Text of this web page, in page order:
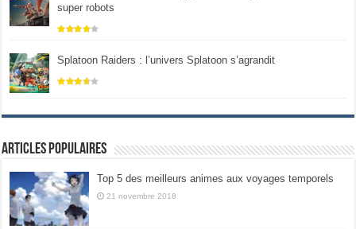
super robots
Splatoon Raiders : l’univers Splatoon s’agrandit
Articles populaires
Top 5 des meilleurs animes aux voyages temporels
21 novembre 2018